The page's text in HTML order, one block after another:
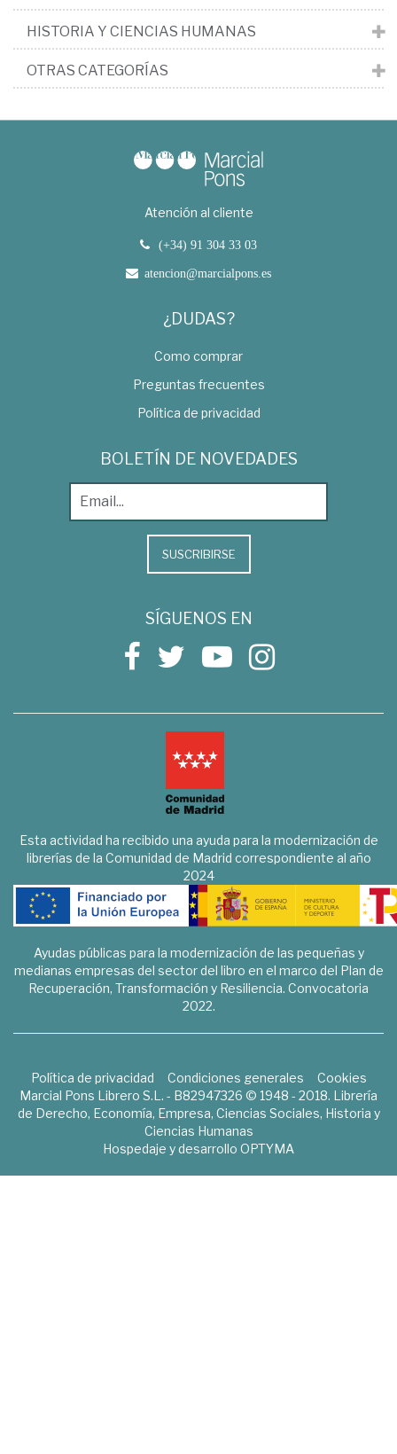
HISTORIA Y CIENCIAS HUMANAS
OTRAS CATEGORÍAS
Atención al cliente
(+34) 91 304 33 03
atencion@marcialpons.es
¿DUDAS?
Como comprar
Preguntas frecuentes
Política de privacidad
BOLETÍN DE NOVEDADES
SUSCRIBIRSE
SÍGUENOS EN
Esta actividad ha recibido una ayuda para la modernización de
librerías de la Comunidad de Madrid correspondiente al año
2024
Ayudas públicas para la modernización de las pequeñas y
medianas empresas del sector del libro en el marco del Plan de
Recuperación, Transformación y Resiliencia. Convocatoria
2022.
Política de privacidad Condiciones generales
Cookies
Marcial Pons Librero S.L. - B82947326 © 1948 - 2018. Librería
de Derecho, Economía, Empresa, Ciencias Sociales, Historia y
Ciencias Humanas
Hospedaje y desarrollo OPTYMA